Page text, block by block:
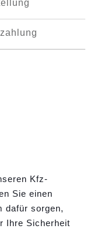
Kfz-
Sie einen
dafür sorgen,
Ihre Sicherheit